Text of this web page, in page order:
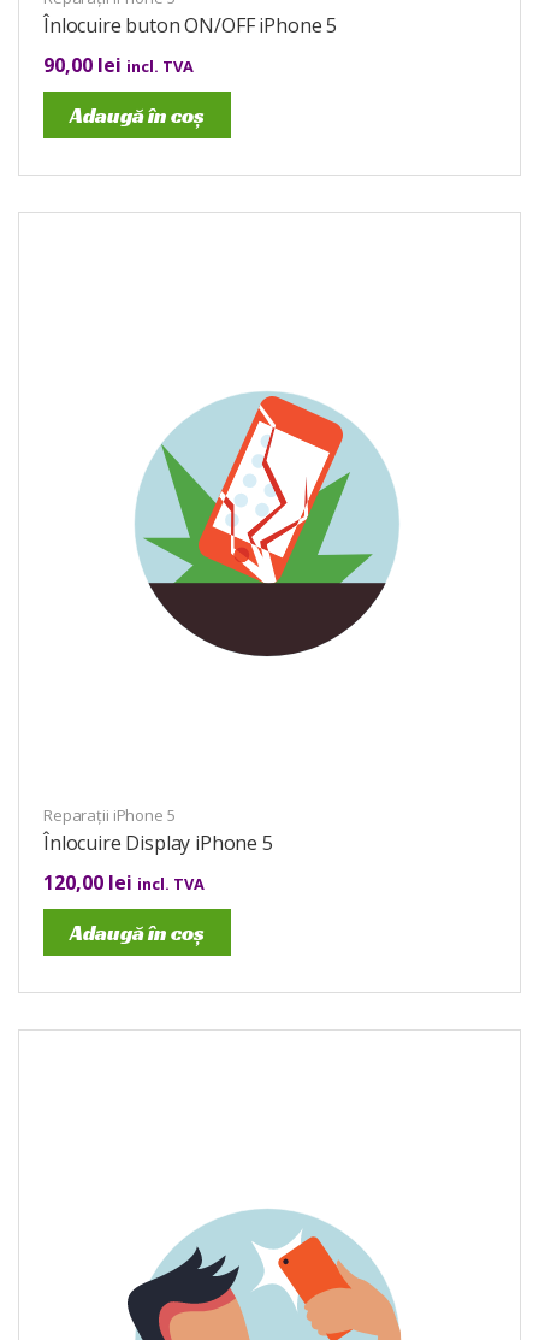
Înlocuire buton ON/OFF iPhone 5
90,00 lei incl. TVA
Adaugă în coș
Reparații iPhone 5
Înlocuire Display iPhone 5
120,00 lei incl. TVA
Adaugă în coș